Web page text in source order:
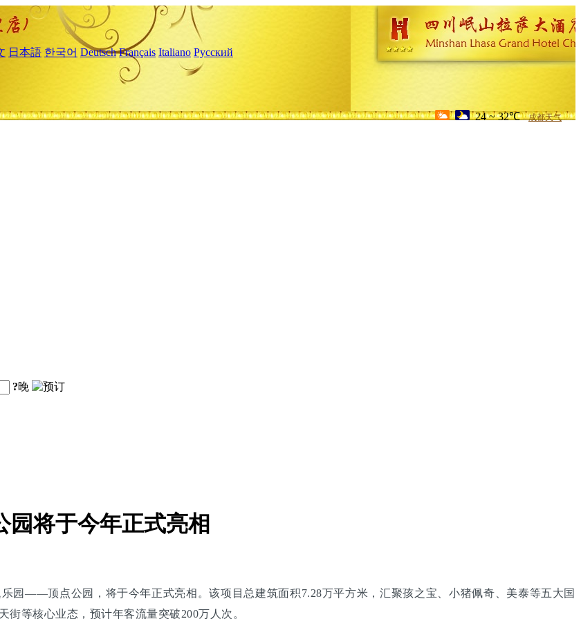
日本語 한국어 Deutsch Français Italiano Русский
24 ~ 32℃ 成都天气
?晚
将于今年正式亮相
园——顶点公园，将于今年正式亮相。该项目总建筑面积7.28万平方米，汇聚孩之宝、小猪佩奇、美泰等五大国
等核心业态，预计年客流量突破200万人次。